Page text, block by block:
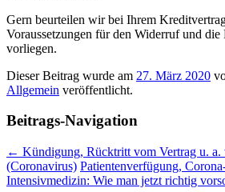
Gern beurteilen wir bei Ihrem
Voraussetzungen für den Widerruf und
vorliegen.
Dieser Beitrag wurde am 27. März 2020
Allgemein veröffentlicht.
Beitrags-Navigation
← Kündigung, Rücktritt vom Vertrag u. a.
(Coronavirus) Patientenverfügung,
Intensivmedizin: Wie man jetzt richtig